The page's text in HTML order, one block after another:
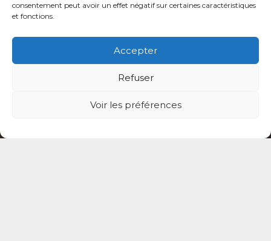
consentement peut avoir un effet négatif sur certaines caractéristiques
et fonctions.
Accepter
Refuser
Voir les préférences
4 place du Général Leclerc 94130 Nogent-
sur-Marne